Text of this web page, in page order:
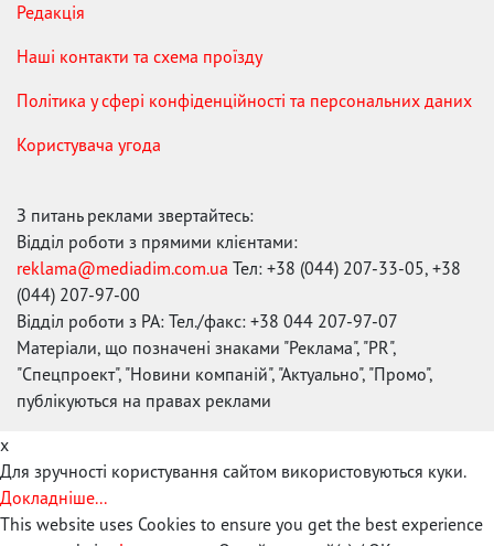
Редакція
Наші контакти та схема проїзду
Політика у сфері конфіденційності та персональних даних
Користувача угода
З питань реклами звертайтесь:
Відділ роботи з прямими клієнтами:
reklama@mediadim.com.ua Тел: +38 (044) 207-33-05, +38
(044) 207-97-00
Відділ роботи з РА: Тел./факс: +38 044 207-97-07
Матеріали, що позначені знаками "Реклама", "PR",
"Спецпроект", "Новини компаній", "Актуально", "Промо",
публікуються на правах реклами
x
Для зручності користування сайтом використовуються куки.
Докладніше...
This website uses Cookies to ensure you get the best experience